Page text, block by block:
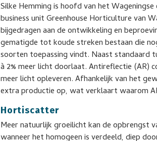
Silke Hemming is hoofd van het
business unit Greenhouse Horticulture van
bijgedragen aan de ontwikkeling en
gematigde tot koude streken bestaan die
soorten toepassing vindt. Naast standaard
à 2% meer licht doorlaat. Antireflectie (AR)
meer licht opleveren. Afhankelijk van het
extra productie op, wat verklaart waarom
Hortiscatter
Meer natuurlijk groeilicht kan de opbrengst
wanneer het homogeen is verdeeld, diep